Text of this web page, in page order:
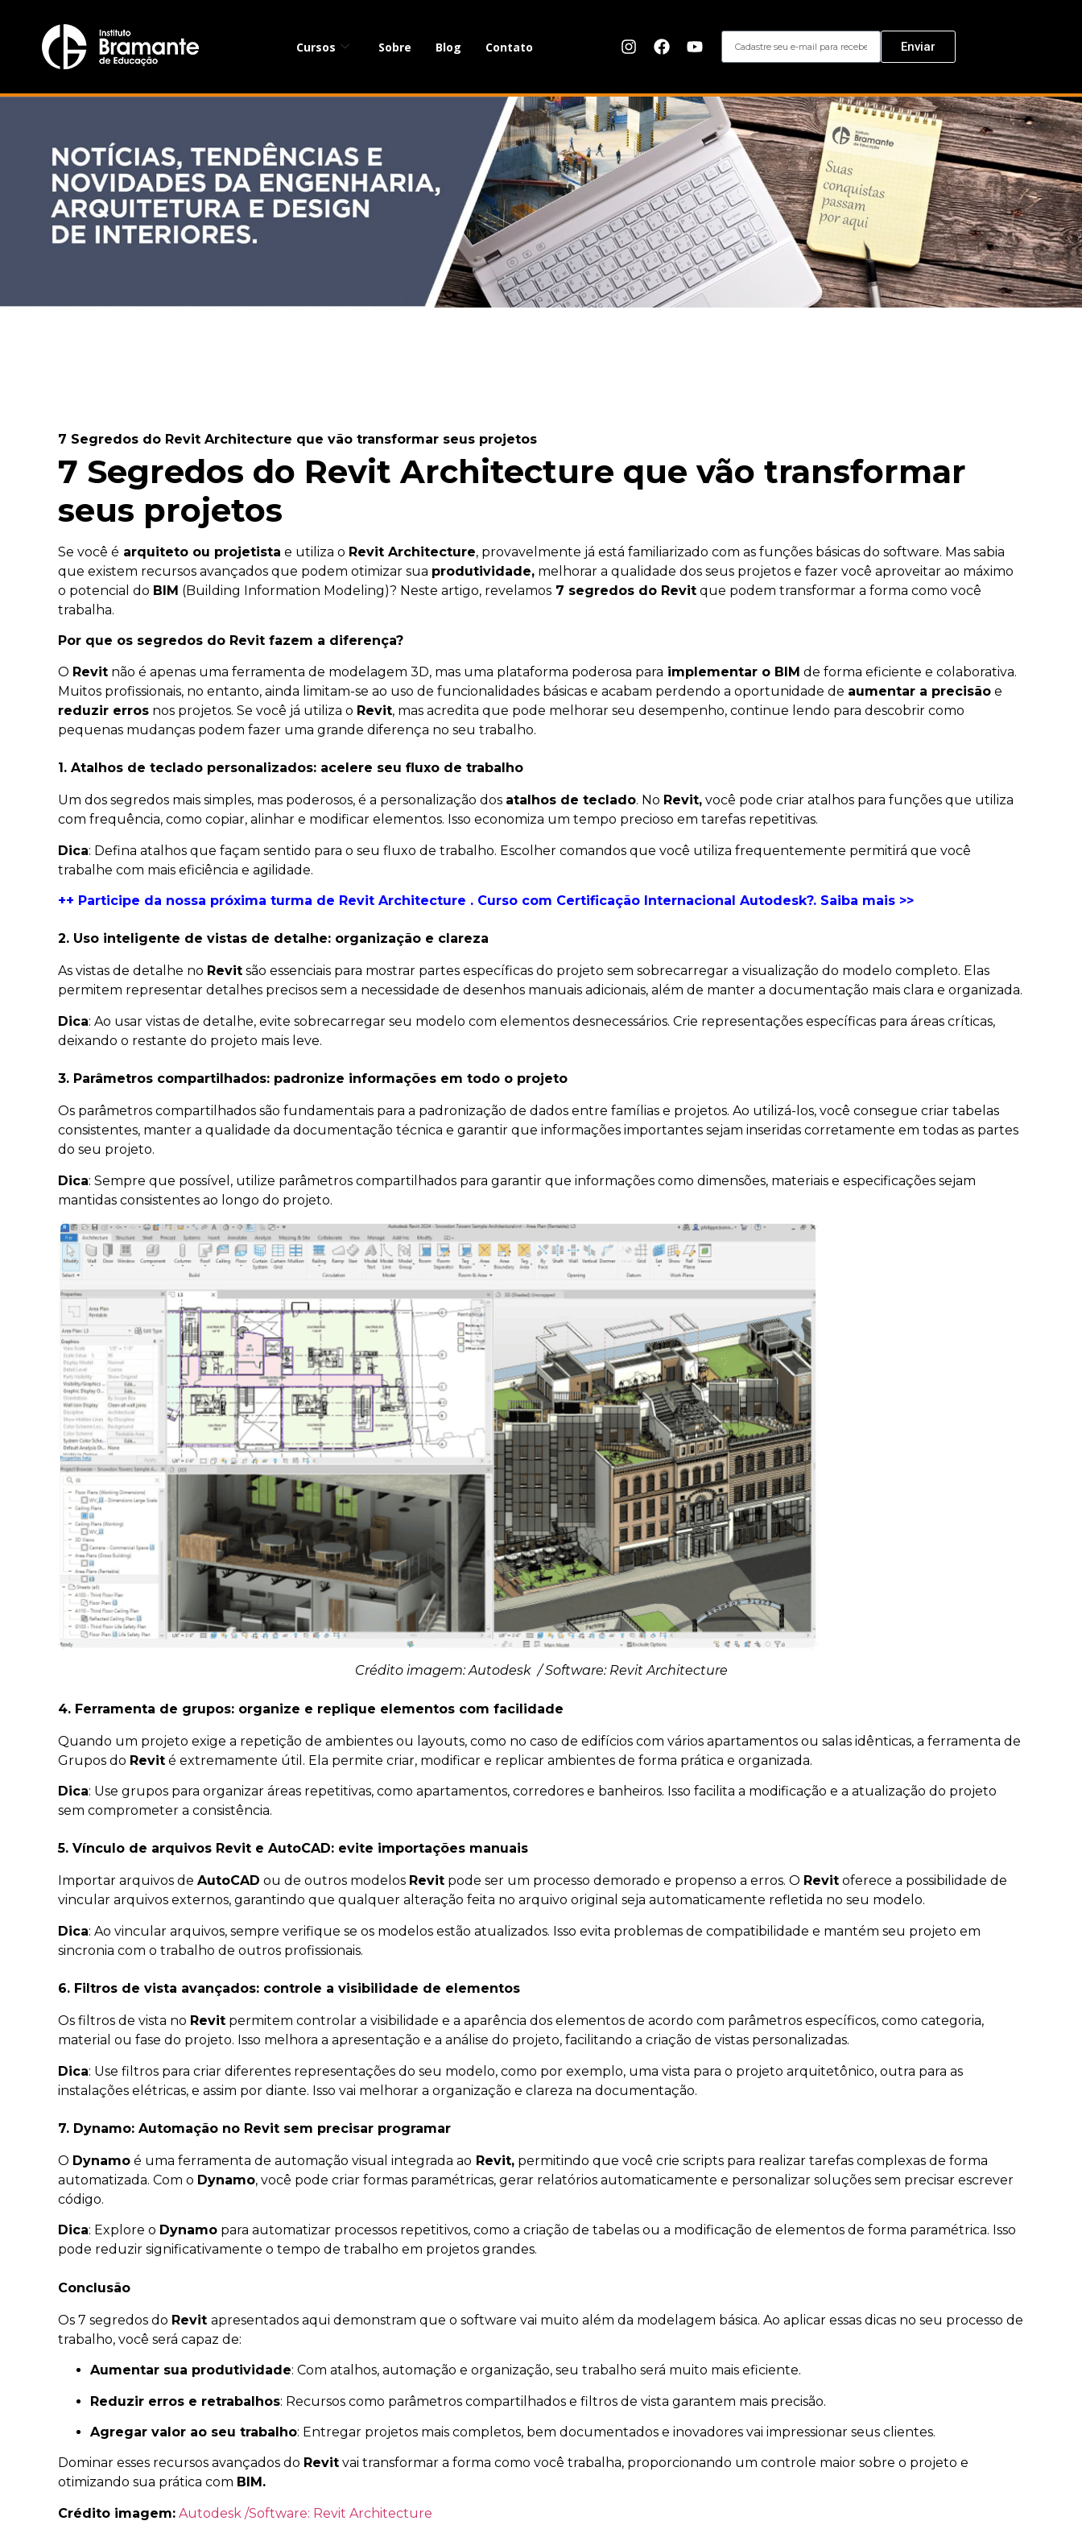
Cursos Sobre Blog Contato Enviar
7 Segredos do Revit Architecture que vão transformar seus projetos
7 Segredos do Revit Architecture que vão transformar
seus projetos
Se você é arquiteto ou projetista e utiliza o Revit Architecture, provavelmente já está familiarizado com as funções básicas do software. Mas sabia
que existem recursos avançados que podem otimizar sua produtividade, melhorar a qualidade dos seus projetos e fazer você aproveitar ao máximo
o potencial do BIM (Building Information Modeling)? Neste artigo, revelamos 7 segredos do Revit que podem transformar a forma como você
trabalha.
Por que os segredos do Revit fazem a diferença?
O Revit não é apenas uma ferramenta de modelagem 3D, mas uma plataforma poderosa para implementar o BIM de forma eficiente e colaborativa.
Muitos profissionais, no entanto, ainda limitam-se ao uso de funcionalidades básicas e acabam perdendo a oportunidade de aumentar a precisão e
reduzir erros nos projetos. Se você já utiliza o Revit, mas acredita que pode melhorar seu desempenho, continue lendo para descobrir como
pequenas mudanças podem fazer uma grande diferença no seu trabalho.
1. Atalhos de teclado personalizados: acelere seu fluxo de trabalho
Um dos segredos mais simples, mas poderosos, é a personalização dos atalhos de teclado. No Revit, você pode criar atalhos para funções que utiliza
com frequência, como copiar, alinhar e modificar elementos. Isso economiza um tempo precioso em tarefas repetitivas.
Dica: Defina atalhos que façam sentido para o seu fluxo de trabalho. Escolher comandos que você utiliza frequentemente permitirá que você
trabalhe com mais eficiência e agilidade.
++ Participe da nossa próxima turma de Revit Architecture . Curso com Certificação Internacional Autodesk?. Saiba mais >>
2. Uso inteligente de vistas de detalhe: organização e clareza
As vistas de detalhe no Revit são essenciais para mostrar partes específicas do projeto sem sobrecarregar a visualização do modelo completo. Elas
permitem representar detalhes precisos sem a necessidade de desenhos manuais adicionais, além de manter a documentação mais clara e organizada.
Dica: Ao usar vistas de detalhe, evite sobrecarregar seu modelo com elementos desnecessários. Crie representações específicas para áreas críticas,
deixando o restante do projeto mais leve.
3. Parâmetros compartilhados: padronize informações em todo o projeto
Os parâmetros compartilhados são fundamentais para a padronização de dados entre famílias e projetos. Ao utilizá-los, você consegue criar tabelas
consistentes, manter a qualidade da documentação técnica e garantir que informações importantes sejam inseridas corretamente em todas as partes
do seu projeto.
Dica: Sempre que possível, utilize parâmetros compartilhados para garantir que informações como dimensões, materiais e especificações sejam
mantidas consistentes ao longo do projeto.
Crédito imagem: Autodesk / Software: Revit Architecture
4. Ferramenta de grupos: organize e replique elementos com facilidade
Quando um projeto exige a repetição de ambientes ou layouts, como no caso de edifícios com vários apartamentos ou salas idênticas, a ferramenta de
Grupos do Revit é extremamente útil. Ela permite criar, modificar e replicar ambientes de forma prática e organizada.
Dica: Use grupos para organizar áreas repetitivas, como apartamentos, corredores e banheiros. Isso facilita a modificação e a atualização do projeto
sem comprometer a consistência.
5. Vínculo de arquivos Revit e AutoCAD: evite importações manuais
Importar arquivos de AutoCAD ou de outros modelos Revit pode ser um processo demorado e propenso a erros. O Revit oferece a possibilidade de
vincular arquivos externos, garantindo que qualquer alteração feita no arquivo original seja automaticamente refletida no seu modelo.
Dica: Ao vincular arquivos, sempre verifique se os modelos estão atualizados. Isso evita problemas de compatibilidade e mantém seu projeto em
sincronia com o trabalho de outros profissionais.
6. Filtros de vista avançados: controle a visibilidade de elementos
Os filtros de vista no Revit permitem controlar a visibilidade e a aparência dos elementos de acordo com parâmetros específicos, como categoria,
material ou fase do projeto. Isso melhora a apresentação e a análise do projeto, facilitando a criação de vistas personalizadas.
Dica: Use filtros para criar diferentes representações do seu modelo, como por exemplo, uma vista para o projeto arquitetônico, outra para as
instalações elétricas, e assim por diante. Isso vai melhorar a organização e clareza na documentação.
7. Dynamo: Automação no Revit sem precisar programar
O Dynamo é uma ferramenta de automação visual integrada ao Revit, permitindo que você crie scripts para realizar tarefas complexas de forma
automatizada. Com o Dynamo, você pode criar formas paramétricas, gerar relatórios automaticamente e personalizar soluções sem precisar escrever
código.
Dica: Explore o Dynamo para automatizar processos repetitivos, como a criação de tabelas ou a modificação de elementos de forma paramétrica. Isso
pode reduzir significativamente o tempo de trabalho em projetos grandes.
Conclusão
Os 7 segredos do Revit apresentados aqui demonstram que o software vai muito além da modelagem básica. Ao aplicar essas dicas no seu processo de
trabalho, você será capaz de:
Aumentar sua produtividade: Com atalhos, automação e organização, seu trabalho será muito mais eficiente.
Reduzir erros e retrabalhos: Recursos como parâmetros compartilhados e filtros de vista garantem mais precisão.
Agregar valor ao seu trabalho: Entregar projetos mais completos, bem documentados e inovadores vai impressionar seus clientes.
Dominar esses recursos avançados do Revit vai transformar a forma como você trabalha, proporcionando um controle maior sobre o projeto e
otimizando sua prática com BIM.
Crédito imagem: Autodesk /Software: Revit Architecture